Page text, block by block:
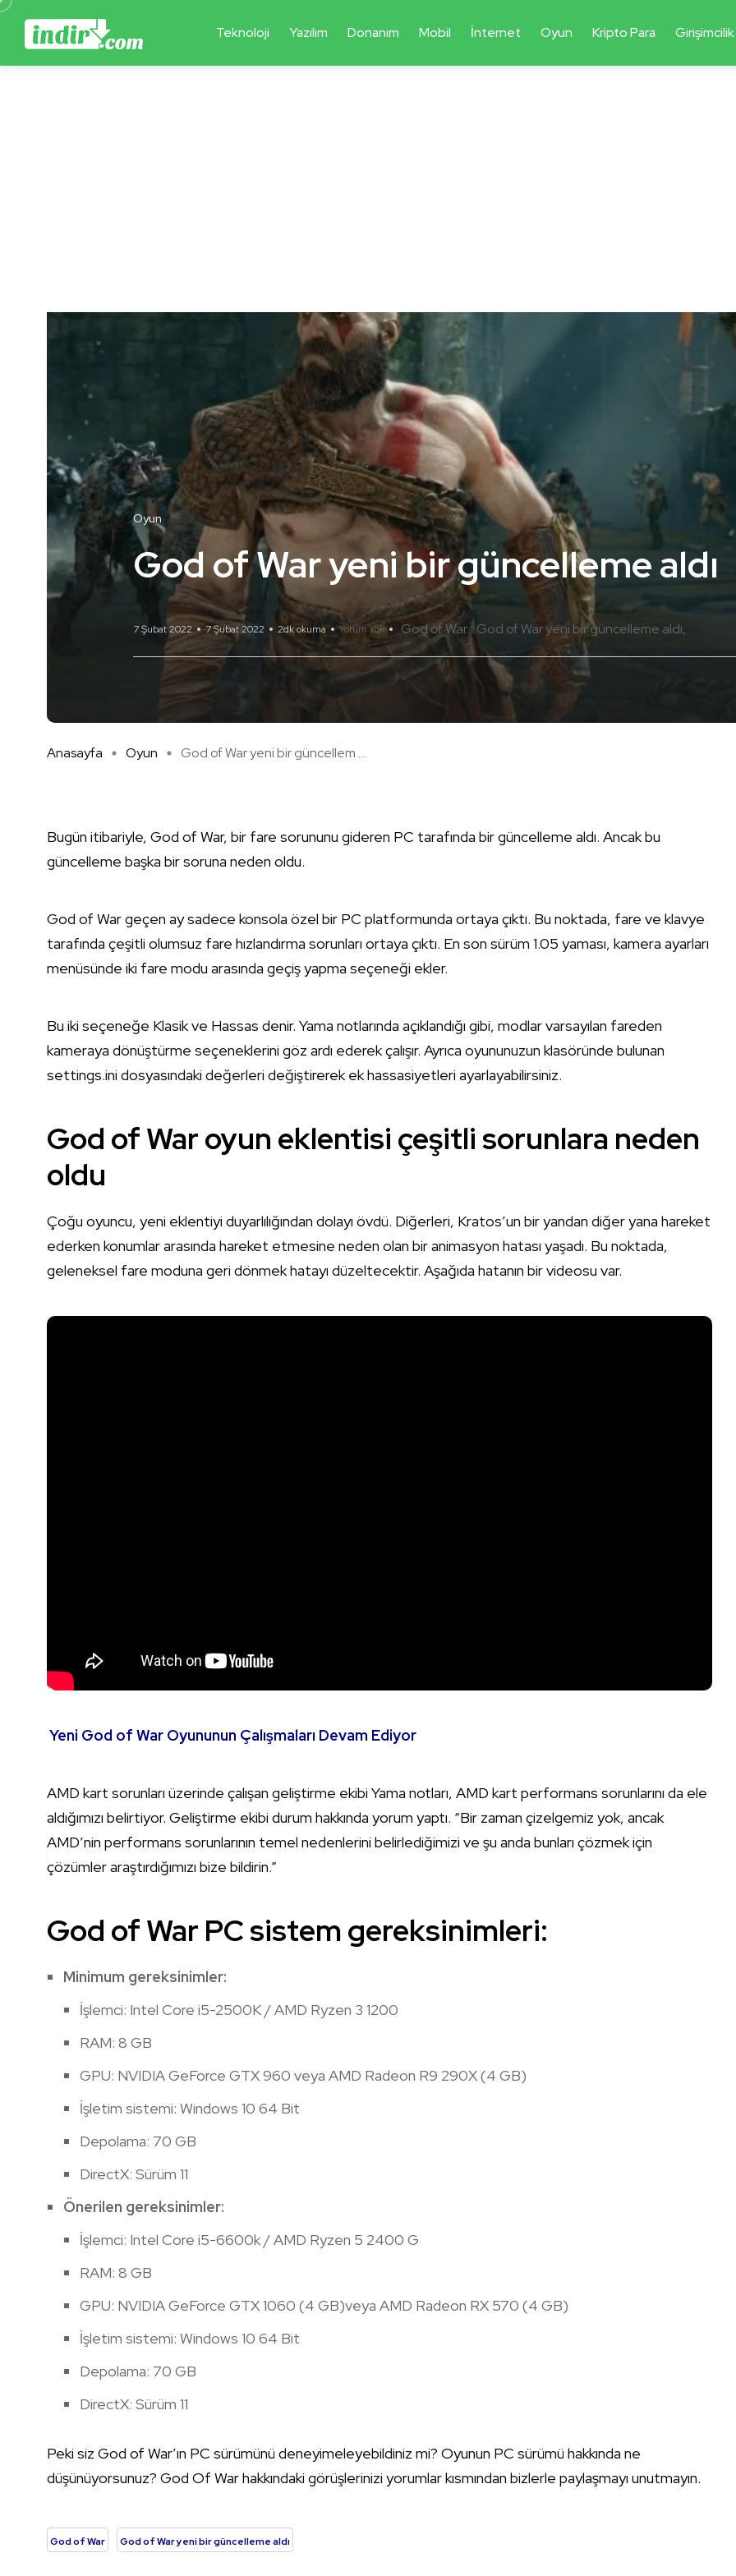
Teknoloji Yazılım Donanım Mobil İnternet Oyun Kripto Para Girişimcilik
Oyun
God of War yeni bir güncelleme aldı
7 Şubat 2022 7 Şubat 2022 2dk okuma Yorum Yok God of War God of War yeni bir güncelleme aldı
Anasayfa Oyun God of War yeni bir güncellem ...
Bugün itibariyle, God of War, bir fare sorununu gideren PC tarafında bir güncelleme aldı. Ancak bu
güncelleme başka bir soruna neden oldu.
God of War geçen ay sadece konsola özel bir PC platformunda ortaya çıktı. Bu noktada, fare ve klavye
tarafında çeşitli olumsuz fare hızlandırma sorunları ortaya çıktı. En son sürüm 1.05 yaması, kamera ayarları
menüsünde iki fare modu arasında geçiş yapma seçeneği ekler.
Bu iki seçeneğe Klasik ve Hassas denir. Yama notlarında açıklandığı gibi, modlar varsayılan fareden
kameraya dönüştürme seçeneklerini göz ardı ederek çalışır. Ayrıca oyununuzun klasöründe bulunan
settings.ini dosyasındaki değerleri değiştirerek ek hassasiyetleri ayarlayabilirsiniz.
God of War oyun eklentisi çeşitli sorunlara neden
oldu
Çoğu oyuncu, yeni eklentiyi duyarlılığından dolayı övdü. Diğerleri, Kratos’un bir yandan diğer yana hareket
ederken konumlar arasında hareket etmesine neden olan bir animasyon hatası yaşadı. Bu noktada,
geleneksel fare moduna geri dönmek hatayı düzeltecektir. Aşağıda hatanın bir videosu var.
Yeni God of War Oyununun Çalışmaları Devam Ediyor
AMD kart sorunları üzerinde çalışan geliştirme ekibi Yama notları, AMD kart performans sorunlarını da ele
aldığımızı belirtiyor. Geliştirme ekibi durum hakkında yorum yaptı. “Bir zaman çizelgemiz yok, ancak
AMD’nin performans sorunlarının temel nedenlerini belirlediğimizi ve şu anda bunları çözmek için
çözümler araştırdığımızı bize bildirin.”
God of War PC sistem gereksinimleri:
Minimum gereksinimler:
İşlemci: Intel Core i5-2500K / AMD Ryzen 3 1200
RAM: 8 GB
GPU: NVIDIA GeForce GTX 960 veya AMD Radeon R9 290X (4 GB)
İşletim sistemi: Windows 10 64 Bit
Depolama: 70 GB
DirectX: Sürüm 11
Önerilen gereksinimler:
İşlemci: Intel Core i5-6600k / AMD Ryzen 5 2400 G
RAM: 8 GB
GPU: NVIDIA GeForce GTX 1060 (4 GB)veya AMD Radeon RX 570 (4 GB)
İşletim sistemi: Windows 10 64 Bit
Depolama: 70 GB
DirectX: Sürüm 11
Peki siz God of War’ın PC sürümünü deneyimeleyebildiniz mi? Oyunun PC sürümü hakkında ne
düşünüyorsunuz? God Of War hakkındaki görüşlerinizi yorumlar kısmından bizlerle paylaşmayı unutmayın.
God of War God of War yeni bir güncelleme aldı